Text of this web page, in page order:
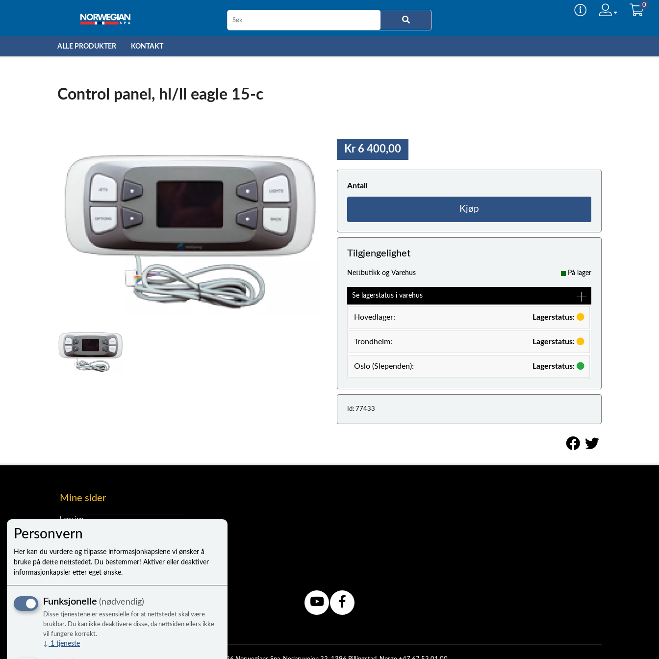
0
ALLE PRODUKTER KONTAKT
Control panel, hl/ll eagle 15-c
Kr 6 400,00
Antall
Kjøp
Tilgjengelighet
Nettbutikk og Varehus På lager
Se lagerstatus i varehus
Hovedlager: Lagerstatus:
Trondheim: Lagerstatus:
Oslo (Slependen): Lagerstatus:
Id: 77433
Mine sider
Logg inn
Vilkår
Personvernerklæring
Administrer cookies
Personvern
Her kan du vurdere og tilpasse informasjonkapslene vi ønsker å
bruke på dette nettstedet. Du bestemmer! Aktiver eller deaktiver
informasjonkapsler etter eget ønske.
Funksjonelle (nødvendig)
Disse tjenestene er essensielle for at nettstedet skal være
brukbar. Du kan ikke deaktivere disse, da nettsiden ellers ikke
vil fungere korrekt.
↓ 1 tjeneste